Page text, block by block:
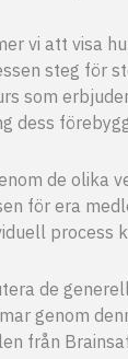
vi att visa
steg för
som
dess
de olika
för era
process
de
genom
från